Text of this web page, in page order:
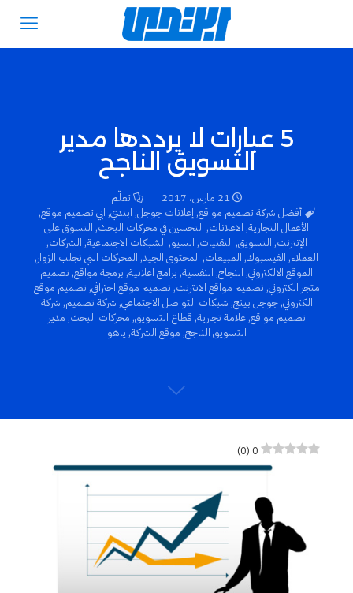
5 عبارات لا يرددها مدير
التسويق الناجح
21 مارس، 2017
تعلّم
أفضل شركة تصميم مواقع, إعلانات جوجل, ابتدي, ابي تصميم موقع,
الأعمال التجارية, الاعلانات, التحسين في محركات البحث, التسوق على
الإنترنت, التسويق, التقنيات, السيو, الشبكات الاجتماعية, الشركات,
العملاء, الفيسبوك, المبيعات, المحتوى الجيد, المحركات التي تجلب الزوار,
الموقع الالكتروني, النجاح, النفسية, برامج اعلانية, برمجة مواقع, تصميم
متجر الكتروني, تصميم مواقع الانترنت, تصميم موقع احترافي, تصميم موقع
الكتروني,جوجل بينج, شبكات التواصل الاجتماعي, شركة تصميم, شركة
تصميم مواقع,علامة تجارية, قطاع التسويق, محركات البحث, مدير
التسويق الناجح, موقع الشركة, ياهو
0
(
0
)